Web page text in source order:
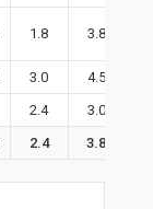
1.8 3.8
3.0 4.5
2.4 3.0
2.4 3.8